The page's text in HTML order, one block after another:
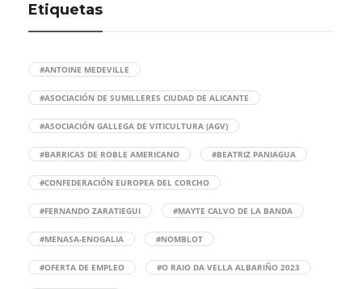
Etiquetas
#ANTOINE MEDEVILLE
#ASOCIACIÓN DE SUMILLERES CIUDAD DE ALICANTE
#ASOCIACIÓN GALLEGA DE VITICULTURA (AGV)
#BARRICAS DE ROBLE AMERICANO #BEATRIZ PANIAGUA
#CONFEDERACIÓN EUROPEA DEL CORCHO
#FERNANDO ZARATIEGUI #MAYTE CALVO DE LA BANDA
#MENASA-ENOGALIA #NOMBLOT
#OFERTA DE EMPLEO #O RAIO DA VELLA ALBARIÑO 2023